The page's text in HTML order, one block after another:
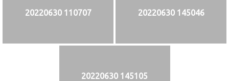
20220630 110707 20220630 145046
20220630 145105